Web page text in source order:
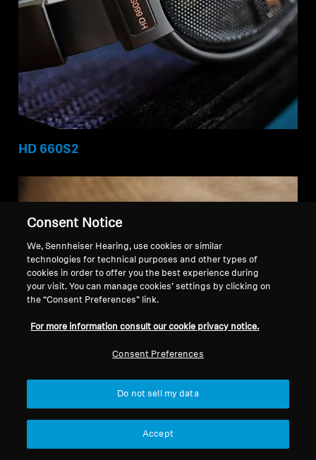
HD 660S2
Consent Notice
We, Sennheiser Hearing, use cookies or similar
technologies for technical purposes and other types of
cookies in order to offer you the best experience during
your visit. You can manage cookies’ settings by clicking on
the “Consent Preferences” link.
For more information consult our cookie privacy notice.
Consent Preferences
Do not sell my data
Accept